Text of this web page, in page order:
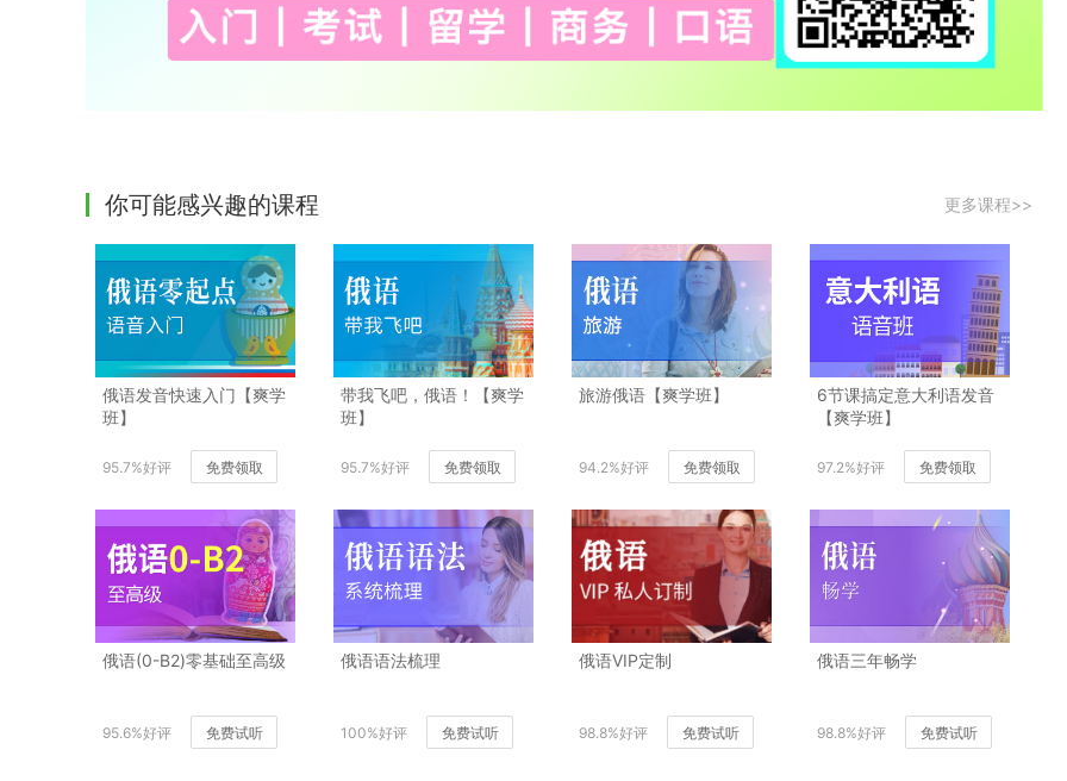
你可能感兴趣的课程 更多课程>>
俄语发音快速入门【爽学
班】
95.7%好评 免费领取
带我飞吧，俄语！【爽学
班】
95.7%好评 免费领取
旅游俄语【爽学班】
94.2%好评 免费领取
6节课搞定意大利语发音
【爽学班】
97.2%好评 免费领取
俄语(0-B2)零基础至高级
95.6%好评 免费试听
俄语语法梳理
100%好评 免费试听
俄语VIP定制
98.8%好评 免费试听
俄语三年畅学
98.8%好评 免费试听